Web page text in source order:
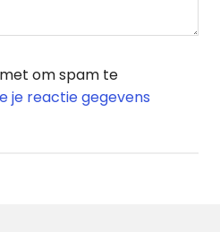
om spam te
je reactie gegevens